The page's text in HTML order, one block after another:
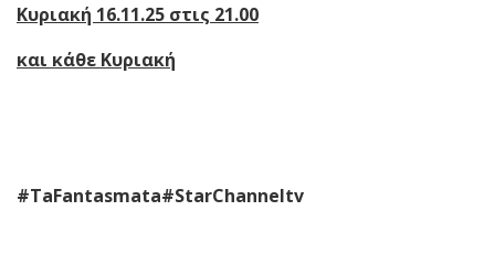
Κυριακή 16.11.25 στις 21.00
και κάθε Κυριακή
#TaFantasmata#StarChanneltv